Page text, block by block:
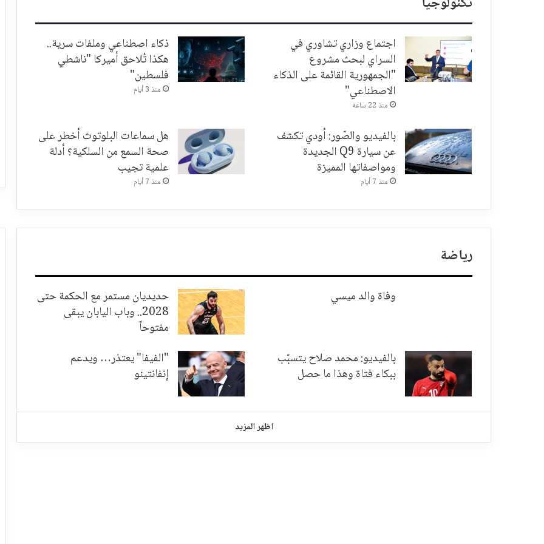
اجتماع وزاري تشاوري في
السراي لبحث مشروع
"الجمهورية القائمة على الذكاء
الاصطناعي"
منذ 22 ساعة
ذكاء اصطناعي وملفات سرية..
هكذا تُلاحق أميركا "ناشطي
فلسطين"
منذ 3 أيام
بالفيديو والصّور: أودي تكشف
عن سيارة Q9 الجديدة
ومواصفاتها المميزة
منذ 7 أيام
هل سماعات البلوتوث أخطر على
صحة السمع من السلكية؟ أدلة
علمية تجيب
منذ 7 أيام
رياضة
وفاة والد ميسي
حديديان مستمر مع الحكمة حتى
2028.. وباب اليابان يبقى
مفتوحاً
بالفيديو: محمد صلاح يتسبّب
ببكاء فتاة وهذا ما حصل
"الفيفا" يعتذر… ويدعم
إنفانتينو
اظهر المزيد